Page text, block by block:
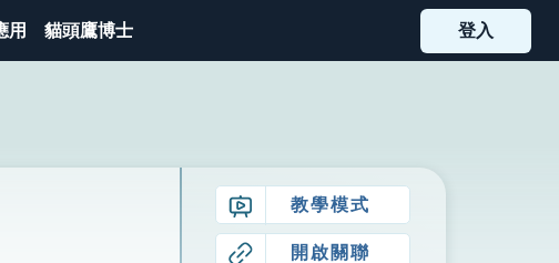
用 貓頭鷹博士 登入
教學模式
開啟關聯